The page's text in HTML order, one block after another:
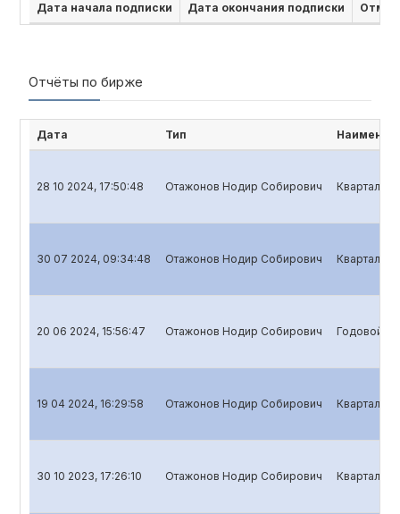
Дата начала подписки Дата окончания подписки
Отчёты по бирже
Дата Тип
28 10 2024, 17:50:48 Отажонов Нодир Собирович
30 07 2024, 09:34:48 Отажонов Нодир Собирович
20 06 2024, 15:56:47 Отажонов Нодир Собирович Годовой
19 04 2024, 16:29:58 Отажонов Нодир Собирович
30 10 2023, 17:26:10 Отажонов Нодир Собирович